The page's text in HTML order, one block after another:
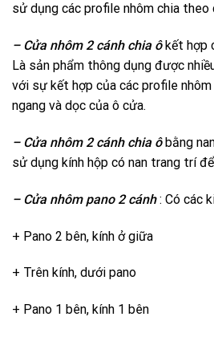
sử dụng các profile nhôm chia theo
– Cửa nhôm 2 cánh chia ôkết hợp
Là sản phẩm thông dụng được
với sự kết hợp của các profile
ngang và dọc của ô cửa.
– Cửa nhôm 2 cánh chia ôbằng
sử dụng kính hộp có nan trang trí
– Cửa nhôm pano 2 cánh: Có các
+ Pano 2 bên, kính ở giữa
+ Trên kính, dưới pano
+ Pano 1 bên, kính 1 bên